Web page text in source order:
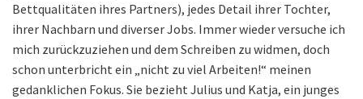
Bettqualitäten ihres Partners), jedes Detail ihrer Tochter,
ihrer Nachbarn und diverser Jobs. Immer wieder versuche ich
mich zurückzuziehen und dem Schreiben zu widmen, doch
schon unterbricht ein „nicht zu viel Arbeiten!“ meinen
gedanklichen Fokus. Sie bezieht Julius und Katja, ein junges